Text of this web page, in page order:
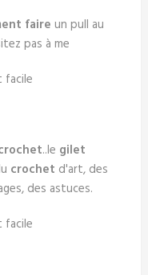
faire un pull au
pas à me
..le gilet
crochet d'art, des
des astuces.